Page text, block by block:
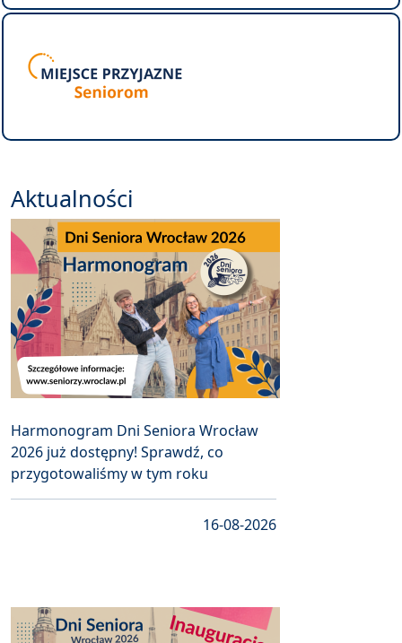
Aktualności
Harmonogram Dni Seniora Wrocław
2026 już dostępny! Sprawdź, co
przygotowaliśmy w tym roku
16-08-2026